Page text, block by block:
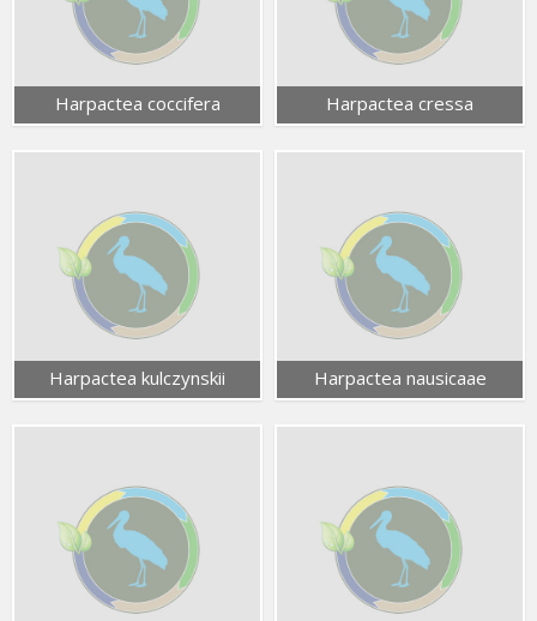
Harpactea coccifera Harpactea cressa
Harpactea kulczynskii Harpactea nausicaae